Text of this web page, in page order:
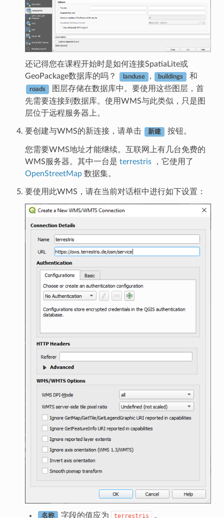
还记得您在课程开始时是如何连接SpatiaLite或
GeoPackage数据库的吗？
landuse , buildings 和
roads
图层存储在数据库中。要使用这些图层，首
先需要连接到数据库。使用WMS与此类似，只是图
层位于远程服务器上。
要创建与WMS的新连接，请单击 新建 按钮。
您需要WMS地址才能继续。互联网上有几台免费的
WMS服务器。其中一台是 terrestris，它使用了
OpenStreetMap数据集。
要使用此WMS，请在当前对话框中进行如下设置：
名称 字段的值应为 terrestris 。